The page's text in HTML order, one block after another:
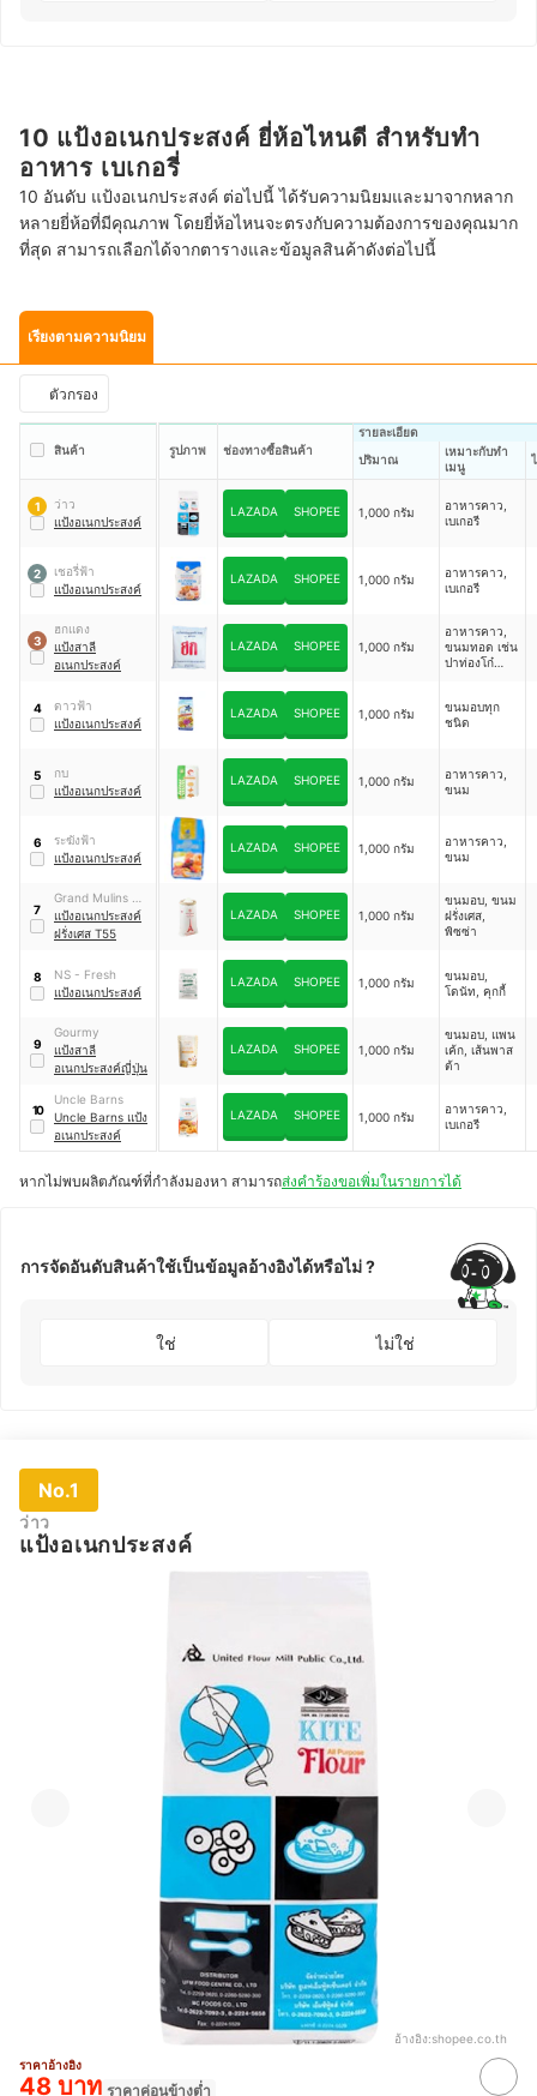
10 แป้งอเนกประสงค์ ยี่ห้อไหนดี สำหรับทำ
อาหาร เบเกอรี่
10 อันดับ แป้งอเนกประสงค์ ต่อไปนี้ ได้รับความนิยมและมาจากหลาก
หลายยี่ห้อที่มีคุณภาพ โดยยี่ห้อไหนจะตรงกับความต้องการของคุณมาก
ที่สุด สามารถเลือกได้จากตารางและข้อมูลสินค้าดังต่อไปนี้
เรียงตามความนิยม
ตัวกรอง
สินค้า รูปภาพ ช่องทางซื้อสินค้า
รายละเอียด
ปริมาณ
เหมาะกับทำ
เมนู
1
ว่าว
แป้งอเนกประสงค์
LAZADA SHOPEE 1,000 กรัม
อาหารคาว,
เบเกอรี
2
เชอรี่ฟ้า
แป้งอเนกประสงค์
LAZADA SHOPEE 1,000 กรัม
อาหารคาว,
เบเกอรี
3
ฮกแดง
แป้งสาลี
อเนกประสงค์
LAZADA SHOPEE 1,000 กรัม
อาหารคาว,
ขนมทอด เช่น
ปาท่องโก๋
4
ดาวฟ้า
แป้งอเนกประสงค์
LAZADA SHOPEE 1,000 กรัม
ขนมอบทุก
ชนิด
5
กบ
แป้งอเนกประสงค์
LAZADA SHOPEE 1,000 กรัม
อาหารคาว,
ขนม
6
ระฆังฟ้า
แป้งอเนกประสงค์
LAZADA SHOPEE 1,000 กรัม
อาหารคาว,
ขนม
7
Grand Mulins De
Paris
แป้งอเนกประสงค์
ฝรั่งเศส T55
LAZADA SHOPEE 1,000 กรัม
ขนมอบ, ขนม
ฝรั่งเศส,
พิซซ่า
8
NS - Fresh
แป้งอเนกประสงค์
LAZADA SHOPEE 1,000 กรัม
ขนมอบ,
โดนัท, คุกกี้
9
Gourmy
แป้งสาลี
อเนกประสงค์ญี่ปุ่น
LAZADA SHOPEE 1,000 กรัม
ขนมอบ, แพน
เค้ก, เส้นพาส
ต้า
10
Uncle Barns
Uncle Barns แป้ง
อเนกประสงค์
LAZADA SHOPEE 1,000 กรัม
อาหารคาว,
เบเกอรี
หากไม่พบผลิตภัณฑ์ที่กำลังมองหา สามารถส่งคำร้องขอเพิ่มในรายการได้
การจัดอันดับสินค้าใช้เป็นข้อมูลอ้างอิงได้หรือไม่ ?
ใช่ ไม่ใช่
No.1
ว่าว
แป้งอเนกประสงค์
อ้างอิง:shopee.co.th
ราคาอ้างอิง
48 บาท ราคาค่อนข้างต่ำ